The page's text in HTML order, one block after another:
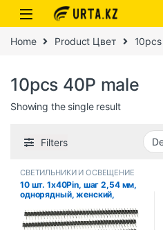
Home Product Цвет
10pcs 40P male
Showing the single result
Filters
СВЕТИЛЬНИКИ И ОСВЕЩЕНИЕ
10 шт. 1x40Pin, шаг 2,54 мм,
однорядный, женский,
штыревой разъем для
Arduino